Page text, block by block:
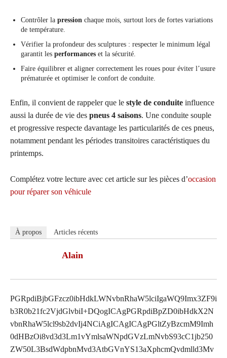
Contrôler la pression chaque mois, surtout lors de fortes variations
de température.
Vérifier la profondeur des sculptures : respecter le minimum légal
garantit les performances et la sécurité.
Faire équilibrer et aligner correctement les roues pour éviter l’usure
prématurée et optimiser le confort de conduite.
Enfin, il convient de rappeler que le style de conduite influence
aussi la durée de vie des pneus 4 saisons. Une conduite souple
et progressive respecte davantage les particularités de ces pneus,
notamment pendant les périodes transitoires caractéristiques du
printemps.
Complétez votre lecture avec cet article sur les pièces d’occasion
pour réparer son véhicule
À propos Articles récents
Alain
PGRpdiBjbGFzcz0ibHdkLWNvbnRhaW5lciIgaWQ9Imx3ZF9i
b3R0b21fc2VjdGlvbiI+DQogICAgPGRpdiBpZD0ibHdkX2N
vbnRhaW5lcl9sb2dvIj4NCiAgICAgICAgPGltZyBzcmM9Imh
0dHBzOi8vd3d3Lm1vYmlsaWNpdGVzLmNvbS93cC1jb250
ZW50L3BsdWdpbnMvd3AtbGVnYS13aXphcmQvdmlld3Mv